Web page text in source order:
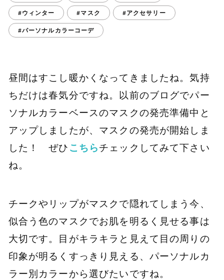
#ウィンター #マスク #アクセサリー
#パーソナルカラーコーデ
昼間はすこし暖かくなってきましたね。気持
ちだけは春気分ですね。以前のブログでパー
ソナルカラーベースのマスクの発売準備中と
アップしましたが、マスクの発売が開始しま
した！ ぜひ こちらチェックしてみて下さい
ね。
チークやリップがマスクで隠れてしまう今、
似合う色のマスクでお肌を明るく見せる事は
大切です。目がキラキラと見えて目の周りの
印象が明るくすっきり見える、パーソナルカ
ラー別カラーから選びたいですね。